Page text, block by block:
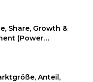
Share, Growth &
(Power
Mixers,
Band
Industrial
Anteil,